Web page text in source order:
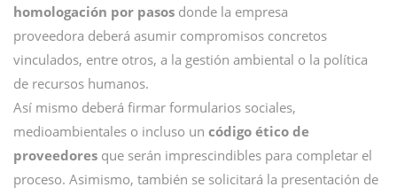
homologación por pasos donde la empresa
proveedora deberá asumir compromisos concretos
vinculados, entre otros, a la gestión ambiental o la política
de recursos humanos.
Así mismo deberá firmar formularios sociales,
medioambientales o incluso un código ético de
proveedores que serán imprescindibles para completar el
proceso. Asimismo, también se solicitará la presentación de